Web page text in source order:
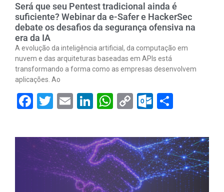
Será que seu Pentest tradicional ainda é
suficiente? Webinar da e-Safer e HackerSec
debate os desafios da segurança ofensiva na
era da IA
A evolução da inteligência artificial, da computação em
nuvem e das arquiteturas baseadas em APIs está
transformando a forma como as empresas desenvolvem
aplicações. Ao
Facebook
Twitter
EmailLinkedIn
WhatsApp
Copy